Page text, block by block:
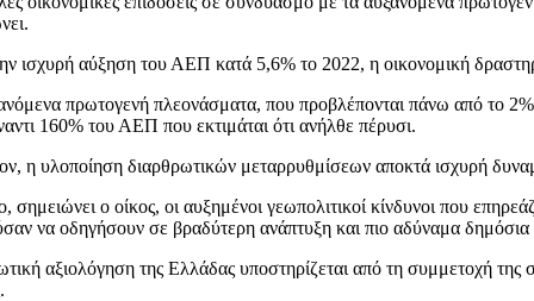
ισχυρή αύξηση του ΑΕΠ κατά 5,6% το 2022, η οικονομική
πρωτογενή πλεονάσματα, που προβλέπονται πάνω από το
160% του ΑΕΠ που εκτιμάται ότι ανήλθε πέρυσι.
η υλοποίηση διαρθρωτικών μεταρρυθμίσεων αποκτά ισχυρή
σημειώνει ο οίκος, οι αυξημένοι γεωπολιτικοί κίνδυνοι που
να οδηγήσουν σε βραδύτερη ανάπτυξη και πιο αδύναμα δημόσια
αξιολόγηση της Ελλάδας υποστηρίζεται από τη συμμετοχή